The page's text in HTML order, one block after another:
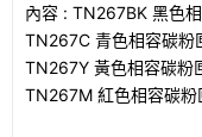
內容 : TN267BK 黑色
TN267C 青色相容碳粉
TN267Y 黃色相容碳粉
TN267M 紅色相容碳粉